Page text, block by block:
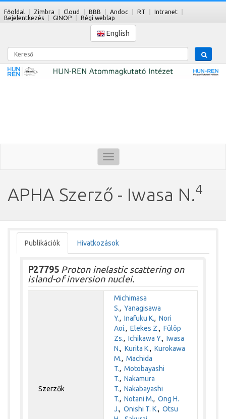
Főoldal Zimbra Cloud BBB Andoc RT
Intranet
Bejelentkezés
GINOP Régi weblap
English
Kereső
Toggle
navigation
APHA Szerző - Iwasa N.4
Publikációk Hivatkozások
P27795 Proton inelastic scattering on
island-of inversion nuclei.
Szerzők
Michimasa
S.,Yanagisawa
Y.,Inafuku K.,Nori
Aoi.,Elekes Z.,Fülöp
Zs.,Ichikawa Y.,Iwasa
N.,Kurita K.,Kurokawa
M.,Machida
T.,Motobayashi
T.,Nakamura
T.,Nakabayashi
T.,Notani M.,Ong H.
J.,Onishi T. K.,Otsu